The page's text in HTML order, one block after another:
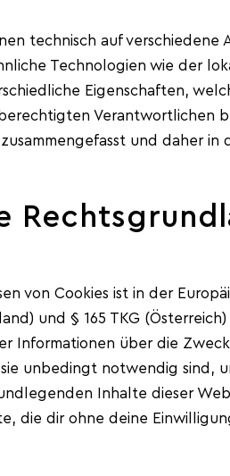
technisch auf
Technologien wie der
Eigenschaften,
Verantwortlichen
und daher
von Cookies ist in der
und § 165 TKG
Informationen über die
unbedingt notwendig sind,
Inhalte dieser
die dir ohne deine